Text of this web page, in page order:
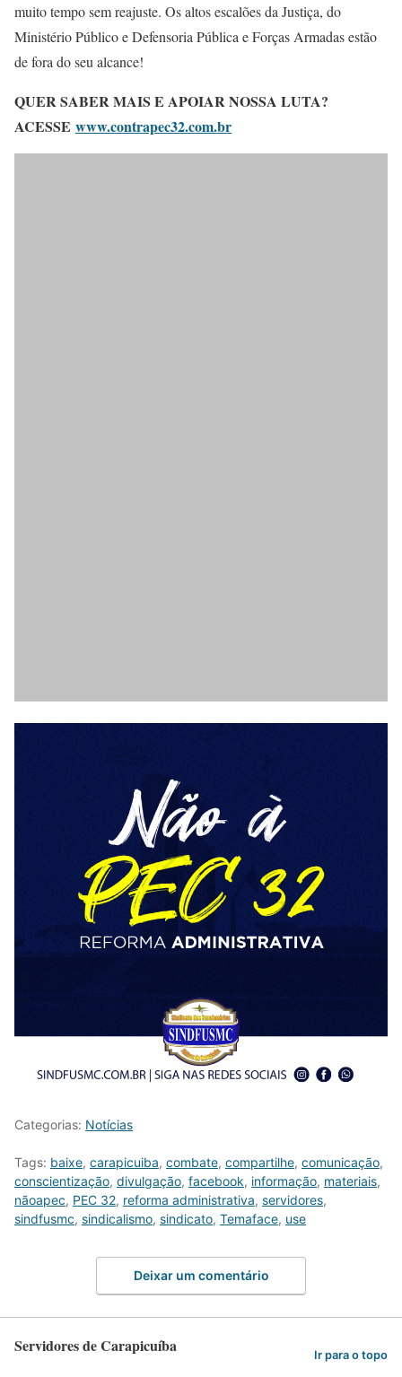
muito tempo sem reajuste. Os altos escalões da Justiça, do
Ministério Público e Defensoria Pública e Forças Armadas estão
de fora do seu alcance!
QUER SABER MAIS E APOIAR NOSSA LUTA?
ACESSE www.contrapec32.com.br
Categorias: Notícias
Tags: baixe, carapicuiba, combate, compartilhe, comunicação,
conscientização, divulgação, facebook, informação, materiais,
nãoapec, PEC 32, reforma administrativa, servidores,
sindfusmc, sindicalismo, sindicato, Temaface, use
Deixar um comentário
Servidores de Carapicuíba Ir para o topo